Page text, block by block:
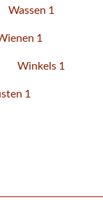
Wassen 1
1
Winkels 1
1